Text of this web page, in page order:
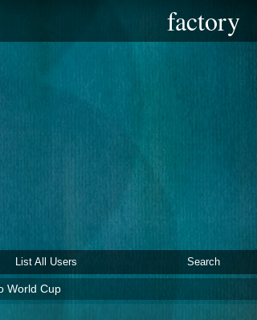
factory
List All Users Search
World Cup